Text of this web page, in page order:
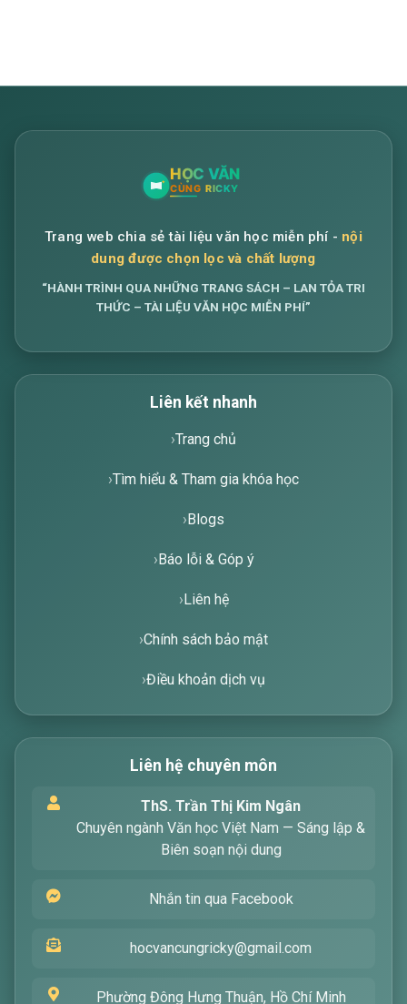
tìm kiếm các bài viết về văn học. Hãy nhập từ
khóa mà bạn quan tâm, tôi sẽ giúp bạn ngay
Trang web chia sẻ tài liệu văn học miễn phí - nội
dung được chọn lọc và chất lượng
“HÀNH TRÌNH QUA NHỮNG TRANG SÁCH – LAN TỎA TRI
THỨC – TÀI LIỆU VĂN HỌC MIỄN PHÍ”
Liên kết nhanh
Trang chủ
Tìm hiểu & Tham gia khóa học
Blogs
Báo lỗi & Góp ý
Liên hệ
Chính sách bảo mật
Điều khoản dịch vụ
Liên hệ chuyên môn
ThS. Trần Thị Kim Ngân
Chuyên ngành Văn học Việt Nam — Sáng lập &
Biên soạn nội dung
Nhắn tin qua Facebook
hocvancungricky@gmail.com
Phường Đông Hưng Thuận, Hồ Chí Minh